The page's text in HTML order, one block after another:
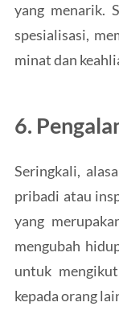
yang menarik.
spesialisasi,
minat dan
6.
Seringkali,
pribadi atau
yang
mengubah
untuk
kepada orang